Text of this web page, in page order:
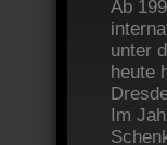
Ab
unter
heute
Im